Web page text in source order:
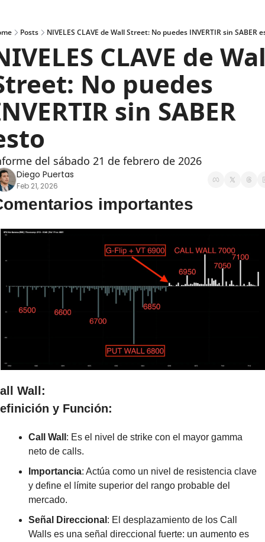
Posts NIVELES CLAVE de Wall Street: No puedes INVERTIR sin SABER
CLAVE de
No puedes
sin SABER
del sábado 21 de febrero de 2026
Diego Puertas
Feb 21, 2026
importantes
Wall:
y Función:
Call Wall : Es el nivel de strike con el mayor gamma
neto de calls.
Importancia: Actúa como un nivel de resistencia clave
y define el límite superior del rango probable del
mercado.
Señal Direccional : El desplazamiento de los Call
Walls es una señal direccional fuerte: un aumento es